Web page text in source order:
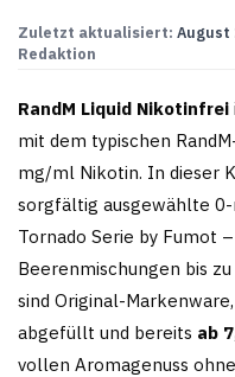
Varianten
auf.
Optionen
können
der
Produktseite
gewählt
werden
Zuletzt aktualisiert: August
Redaktion
RandM Liquid Nikotinfrei
mit dem typischen
mg/ml Nikotin. In dieser
sorgfältig ausgewählte
Tornado Serie by Fumot
Beerenmischungen bis
sind Original-
abgefüllt und bereits ab
vollen Aromagenuss